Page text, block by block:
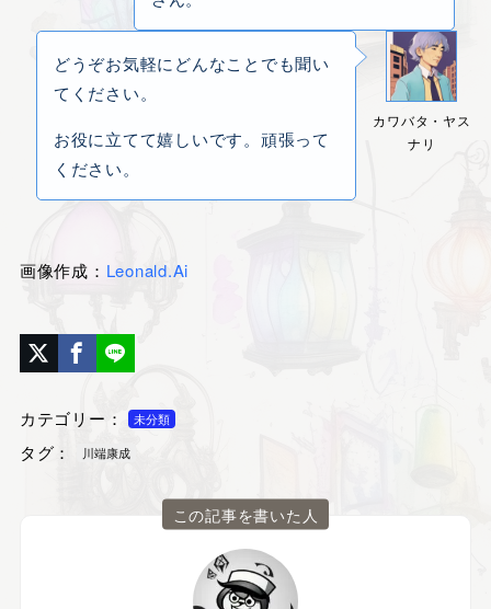
カワバタ・ヤス
ナリ
どうぞお気軽にどんなことでも聞い
てください。
お役に立てて嬉しいです。頑張って
ください。
画像作成： Leonald.Ai
カテゴリー： 未分類
タグ： 川端康成
この記事を書いた人